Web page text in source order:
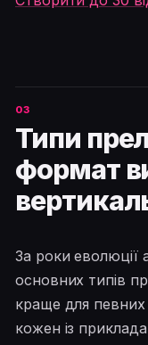
Типи
формат
За роки еволюції
основних типів
краще для певних
кожен із